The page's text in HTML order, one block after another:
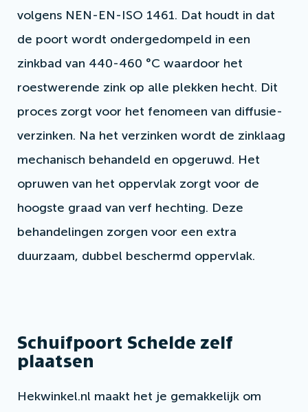
volgens NEN-EN-ISO 1461. Dat houdt in dat
de poort wordt ondergedompeld in een
zinkbad van 440-460 °C waardoor het
roestwerende zink op alle plekken hecht. Dit
proces zorgt voor het fenomeen van diffusie-
verzinken. Na het verzinken wordt de zinklaag
mechanisch behandeld en opgeruwd. Het
opruwen van het oppervlak zorgt voor de
hoogste graad van verf hechting. Deze
behandelingen zorgen voor een extra
duurzaam, dubbel beschermd oppervlak.
Schuifpoort Schelde zelf
plaatsen
Hekwinkel.nl maakt het je gemakkelijk om